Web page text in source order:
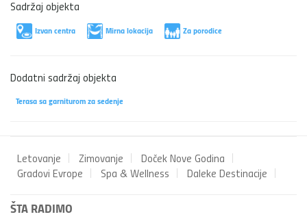
Sadržaj objekta
Izvan centra Mirna lokacija Za porodice
Dodatni sadržaj objekta
Terasa sa garniturom za sedenje
Letovanje Zimovanje
Doček Nove Godina
Gradovi Evrope
Spa & Wellness Daleke Destinacije
ŠTA RADIMO